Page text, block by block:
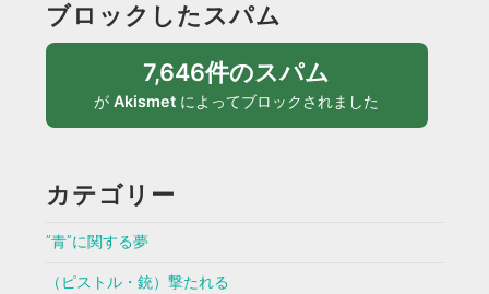
ブロックしたスパム
7,646件のスパム
がAkismet によってブロックされました
カテゴリー
”青”に関する夢
（ピストル・銃）撃たれる